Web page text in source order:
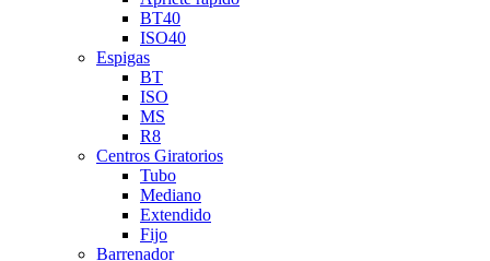
BT40
ISO40
Espigas
BT
ISO
MS
R8
Centros Giratorios
Tubo
Mediano
Extendido
Fijo
Barrenador